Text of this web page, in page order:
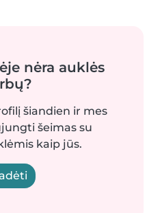
nėra auklės
šiandien ir mes
šeimas su
kaip jūs.